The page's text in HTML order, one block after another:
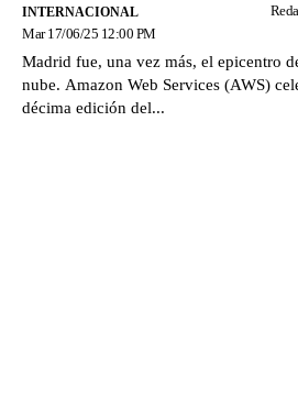
INTERNACIONAL
Mar 17/06/25 12:00 PM
Madrid fue, una vez más, el epicentro
nube. Amazon Web Services (AWS)
décima edición del...